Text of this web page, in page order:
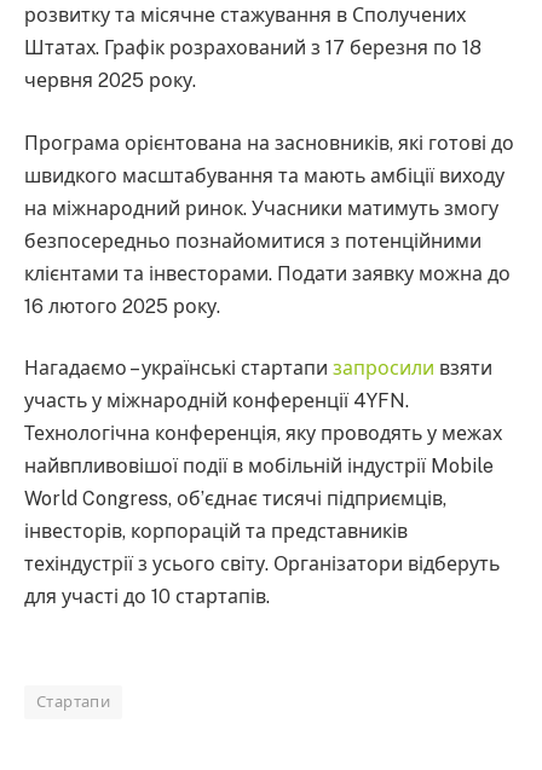
розвитку та місячне стажування в Сполучених
Штатах. Графік розрахований з 17 березня по 18
червня 2025 року.
Програма орієнтована на засновників, які готові до
швидкого масштабування та мають амбіції виходу
на міжнародний ринок. Учасники матимуть змогу
безпосередньо познайомитися з потенційними
клієнтами та інвесторами. Подати заявку можна до
16 лютого 2025 року.
Нагадаємо – українські стартапи запросили взяти
участь у міжнародній конференції 4YFN.
Технологічна конференція, яку проводять у межах
найвпливовішої події в мобільній індустрії Mobile
World Congress, обʼєднає тисячі підприємців,
інвесторів, корпорацій та представників
техіндустрії з усього світу. Організатори відберуть
для участі до 10 стартапів.
Стартапи